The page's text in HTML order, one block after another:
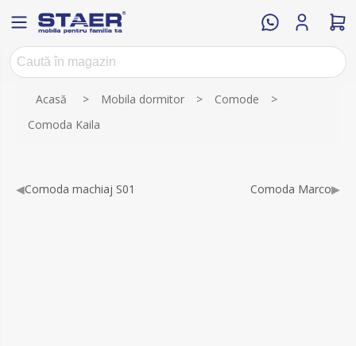
Acasă > Mobila dormitor > Comode
>
Comoda Kaila
◀Comoda machiaj S01 Comoda Marco▶
Numele atributului Valoarea atributului